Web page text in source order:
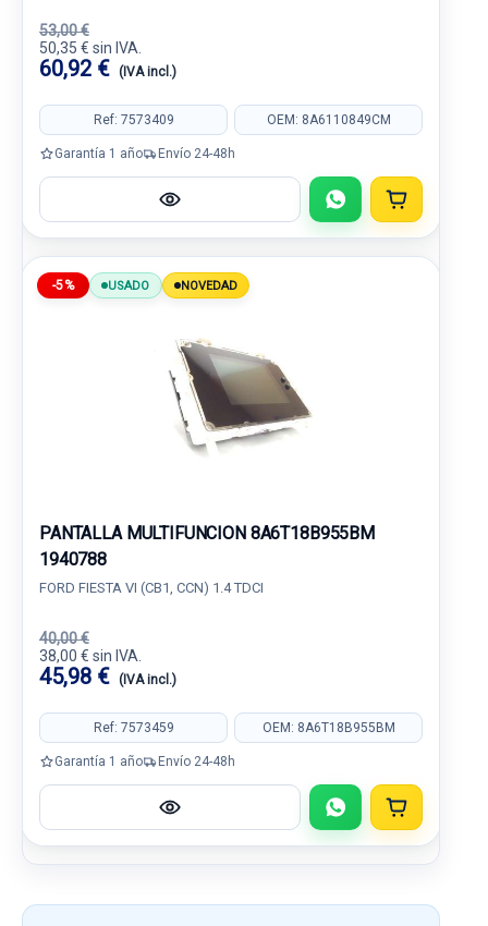
53,00 €
50,35 € sin IVA.
60,92 € (IVA incl.)
Ref: 7573409 OEM: 8A6110849CM
Garantía 1 año Envío 24-48h
-5% USADO NOVEDAD
PANTALLA MULTIFUNCION 8A6T18B955BM
1940788
FORD FIESTA VI (CB1, CCN) 1.4 TDCI
40,00 €
38,00 € sin IVA.
45,98 € (IVA incl.)
Ref: 7573459 OEM: 8A6T18B955BM
Garantía 1 año Envío 24-48h